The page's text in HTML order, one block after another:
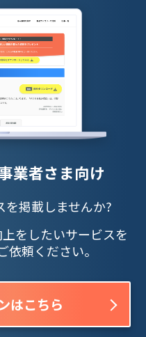
業者さま向け
掲載しませんか?
をしたいサービスを
依頼ください。
はこちら